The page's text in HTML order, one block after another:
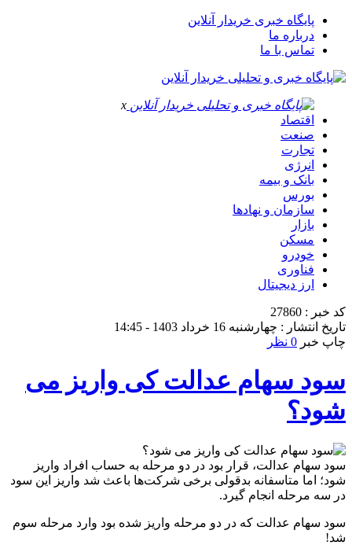
پایگاه خبری خریدار آنلاین
درباره ما
تماس با ما
x
اقتصاد
صنعت
تجارت
انرژی
بانک و بیمه
بورس
سازمان و نهادها
بازار
مسکن
خودرو
فناوری
ارز دیجیتال
کد خبر : 27860
تاریخ انتشار : چهارشنبه 16 خرداد 1403 - 14:45
چاپ خبر 0 نظر
سود سهام عدالت کی واریز می
شود؟
سود سهام عدالت، قرار بود در دو مرحله به حساب افراد واریز
شود؛ اما متاسفانه بدقولی برخی شرکت‌ها باعث شد واریز این سود
در سه مرحله انجام گیرد.
سود سهام عدالت که در دو مرحله واریز شده بود وارد مرحله سوم
شد!